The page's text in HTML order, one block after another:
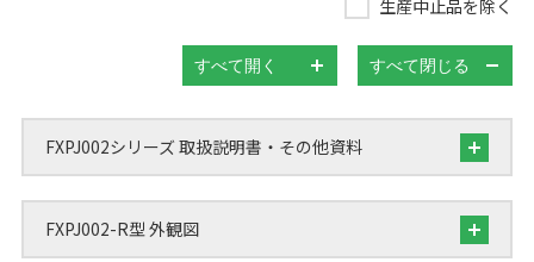
生産中止品を除く
すべて開く すべて閉じる
FXPJ002シリーズ 取扱説明書・その他資料
FXPJ002-R型 外観図